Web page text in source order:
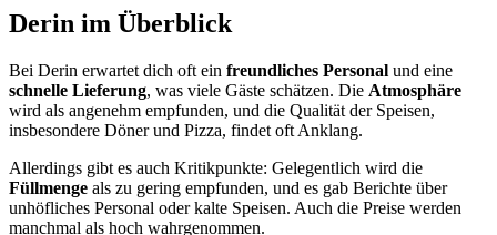
Derin im Überblick
Bei Derin erwartet dich oft ein freundliches Personal und eine
schnelle Lieferung, was viele Gäste schätzen. Die Atmosphäre
wird als angenehm empfunden, und die Qualität der Speisen,
insbesondere Döner und Pizza, findet oft Anklang.
Allerdings gibt es auch Kritikpunkte: Gelegentlich wird die
Füllmenge als zu gering empfunden, und es gab Berichte über
unhöfliches Personal oder kalte Speisen. Auch die Preise werden
manchmal als hoch wahrgenommen.